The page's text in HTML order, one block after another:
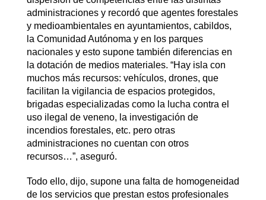
administraciones y recordó que agentes forestales
y medioambientales en ayuntamientos, cabildos,
la Comunidad Autónoma y en los parques
nacionales y esto supone también diferencias en
la dotación de medios materiales. “Hay isla con
muchos más recursos: vehículos, drones, que
facilitan la vigilancia de espacios protegidos,
brigadas especializadas como la lucha contra el
uso ilegal de veneno, la investigación de
incendios forestales, etc. pero otras
administraciones no cuentan con otros
recursos…”, aseguró.
Todo ello, dijo, supone una falta de homogeneidad
de los servicios que prestan estos profesionales